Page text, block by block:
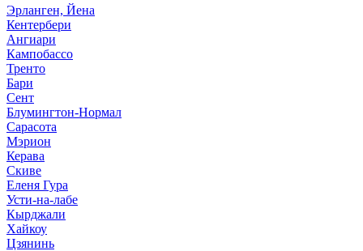
Эрланген, Йена
Кентербери
Ангиари
Кампобассо
Тренто
Бари
Сент
Блумингтон-Нормал
Сарасота
Мэрион
Керава
Скиве
Еленя Гура
Усти-на-лабе
Кырджали
Хайкоу
Цзянинь